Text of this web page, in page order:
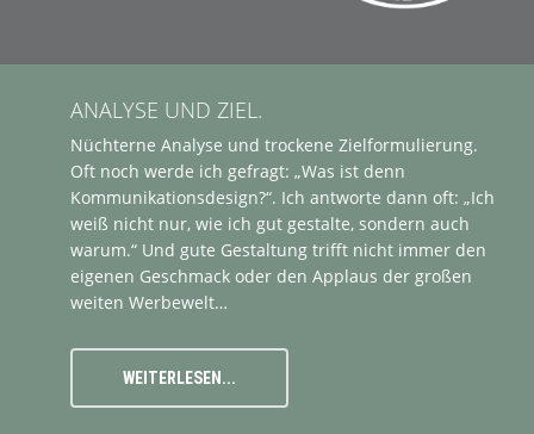
ANALYSE UND ZIEL.
Nüchterne Analyse und trockene Zielformulierung.
Oft noch werde ich gefragt: „Was ist denn
Kommunikationsdesign?“. Ich antworte dann oft: „Ich
weiß nicht nur, wie ich gut gestalte, sondern auch
warum.“ Und gute Gestaltung trifft nicht immer den
eigenen Geschmack oder den Applaus der großen
weiten Werbewelt…
WEITERLESEN...